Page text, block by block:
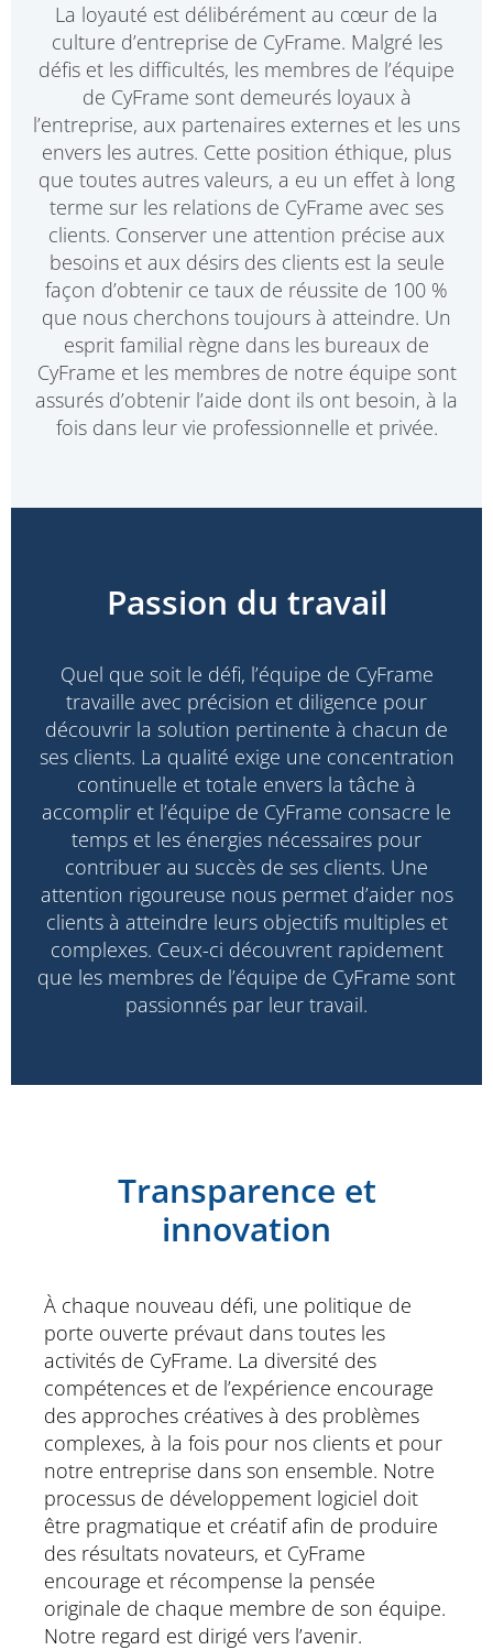
La loyauté est délibérément au cœur de la
culture d’entreprise de CyFrame. Malgré les
défis et les difficultés, les membres de l’équipe
de CyFrame sont demeurés loyaux à
l’entreprise, aux partenaires externes et les uns
envers les autres. Cette position éthique, plus
que toutes autres valeurs, a eu un effet à long
terme sur les relations de CyFrame avec ses
clients. Conserver une attention précise aux
besoins et aux désirs des clients est la seule
façon d’obtenir ce taux de réussite de 100 %
que nous cherchons toujours à atteindre. Un
esprit familial règne dans les bureaux de
CyFrame et les membres de notre équipe sont
assurés d’obtenir l’aide dont ils ont besoin, à la
fois dans leur vie professionnelle et privée.
Passion du travail
Quel que soit le défi, l’équipe de CyFrame
travaille avec précision et diligence pour
découvrir la solution pertinente à chacun de
ses clients. La qualité exige une concentration
continuelle et totale envers la tâche à
accomplir et l’équipe de CyFrame consacre le
temps et les énergies nécessaires pour
contribuer au succès de ses clients. Une
attention rigoureuse nous permet d’aider nos
clients à atteindre leurs objectifs multiples et
complexes. Ceux-ci découvrent rapidement
que les membres de l’équipe de CyFrame sont
passionnés par leur travail.
Transparence et
innovation
À chaque nouveau défi, une politique de
porte ouverte prévaut dans toutes les
activités de CyFrame. La diversité des
compétences et de l’expérience encourage
des approches créatives à des problèmes
complexes, à la fois pour nos clients et pour
notre entreprise dans son ensemble. Notre
processus de développement logiciel doit
être pragmatique et créatif afin de produire
des résultats novateurs, et CyFrame
encourage et récompense la pensée
originale de chaque membre de son équipe.
Notre regard est dirigé vers l’avenir.